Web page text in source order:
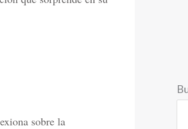
sobre la